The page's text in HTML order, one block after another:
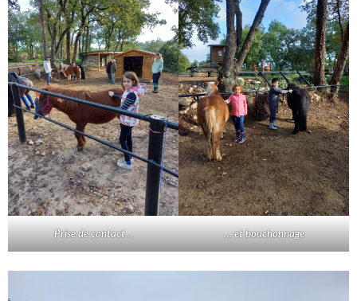
Prise de contact… … et bouchonnage